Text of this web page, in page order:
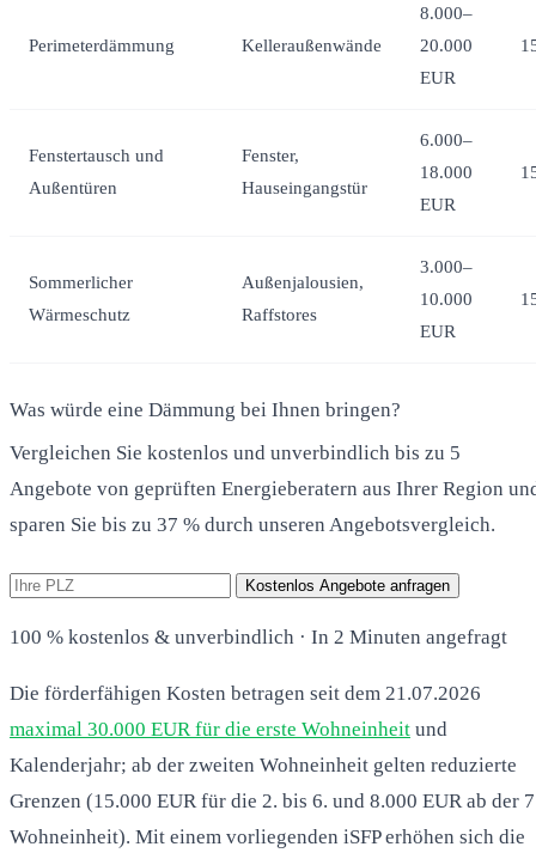
Perimeterdämmung Kelleraußenwände
8.000–
20.000
EUR
Fenstertausch und
Außentüren
Fenster,
Hauseingangstür
6.000–
18.000
EUR
Sommerlicher
Wärmeschutz
Außenjalousien,
Raffstores
3.000–
10.000
EUR
Was würde eine Dämmung bei Ihnen bringen?
Vergleichen Sie kostenlos und unverbindlich bis zu 5
Angebote von geprüften Energieberatern aus Ihrer Region
sparen Sie bis zu 37 % durch unseren Angebotsvergleich.
Kostenlos Angebote anfragen
100 % kostenlos & unverbindlich · In 2 Minuten angefragt
Die förderfähigen Kosten betragen seit dem 21.07.2026
maximal 30.000 EUR für die erste Wohneinheit und
Kalenderjahr; ab der zweiten Wohneinheit gelten reduzierte
Grenzen (15.000 EUR für die 2. bis 6. und 8.000 EUR ab der
Wohneinheit). Mit einem vorliegenden iSFP erhöhen sich die